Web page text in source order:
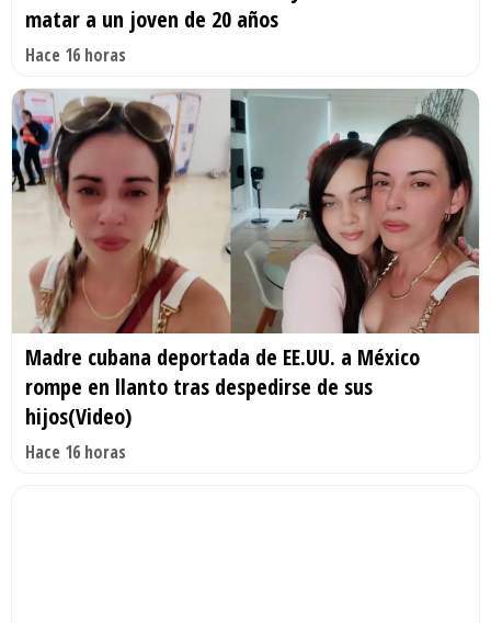
matar a un joven de 20 años
Hace 16 horas
Madre cubana deportada de EE.UU. a México
rompe en llanto tras despedirse de sus
hijos(Video)
Hace 16 horas